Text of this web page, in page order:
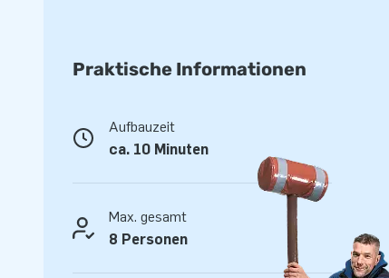
Mit einer Hüpfburg von JB Hüpfburgen entscheiden Sie
Materialien hergestellt und gründlich kontrolliert,
hinaus profitieren Sie von einem großen Lagerbestand,
Service- und Reparaturteam und ganzen 5 Jahren
Winterangebot um eine auffällige Multifun Gingerbread
Sie sich einen stimmungsvollen Publikumsmagneten,
lange sprechen werden.
Praktische Informationen
Aufbauzeit
ca. 10 Minuten
Max. gesamt
8 Personen